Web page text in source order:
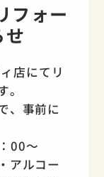
フォー
せ
店にてリ
、事前に
00～
アルコー